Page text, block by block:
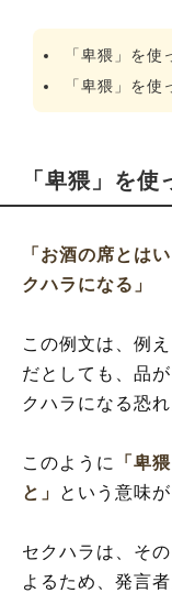
「卑猥」を使
「卑猥」を使
「卑猥」を使
「お酒の席とは
クハラになる」
この例文は、例
だとしても、品
クハラになる恐
このように 「卑猥
と」
という意味
セクハラは、そ
よるため、発言